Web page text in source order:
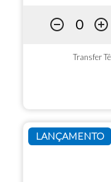
Transfer
LANÇAMENTO